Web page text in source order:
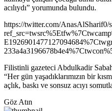
acılıydı” yorumunda bulundu.
https://twitter.com/AnasAlSharif0/
Filistinli gazeteci Abdulkadir
“Her gün yaşadıklarımızın bir
açlık, baskı ve sonsuz acıyı
Göz Atın